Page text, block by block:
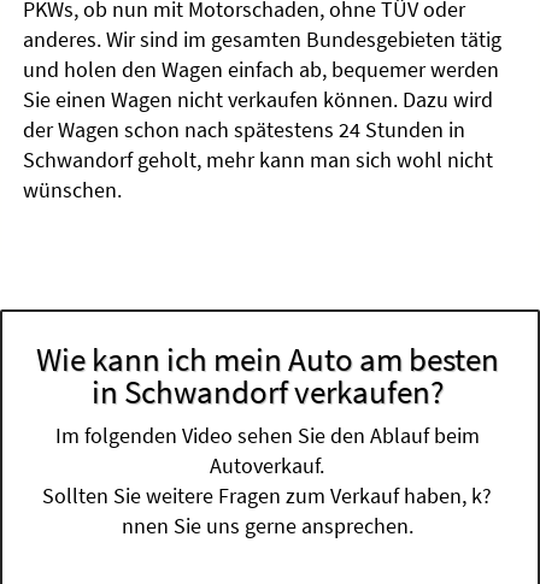
PKWs, ob nun mit Motorschaden, ohne TÜV oder
anderes. Wir sind im gesamten Bundesgebieten tätig
und holen den Wagen einfach ab, bequemer werden
Sie einen Wagen nicht verkaufen können. Dazu wird
der Wagen schon nach spätestens 24 Stunden in
Schwandorf geholt, mehr kann man sich wohl nicht
wünschen.
Wie kann ich mein Auto am besten
in Schwandorf verkaufen?
Im folgenden Video sehen Sie den Ablauf beim
Autoverkauf.
Sollten Sie weitere Fragen zum Verkauf haben, k?
nnen Sie uns gerne ansprechen.